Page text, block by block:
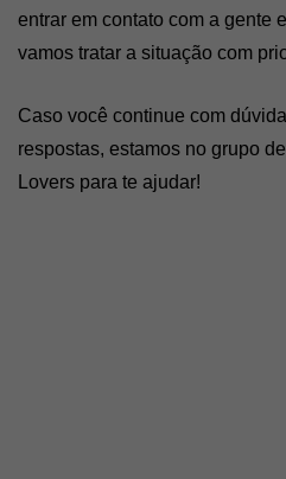
entrar em contato com a gente
vamos tratar a situação com
Caso você continue com
respostas, estamos no grupo de
Lovers para te ajudar!